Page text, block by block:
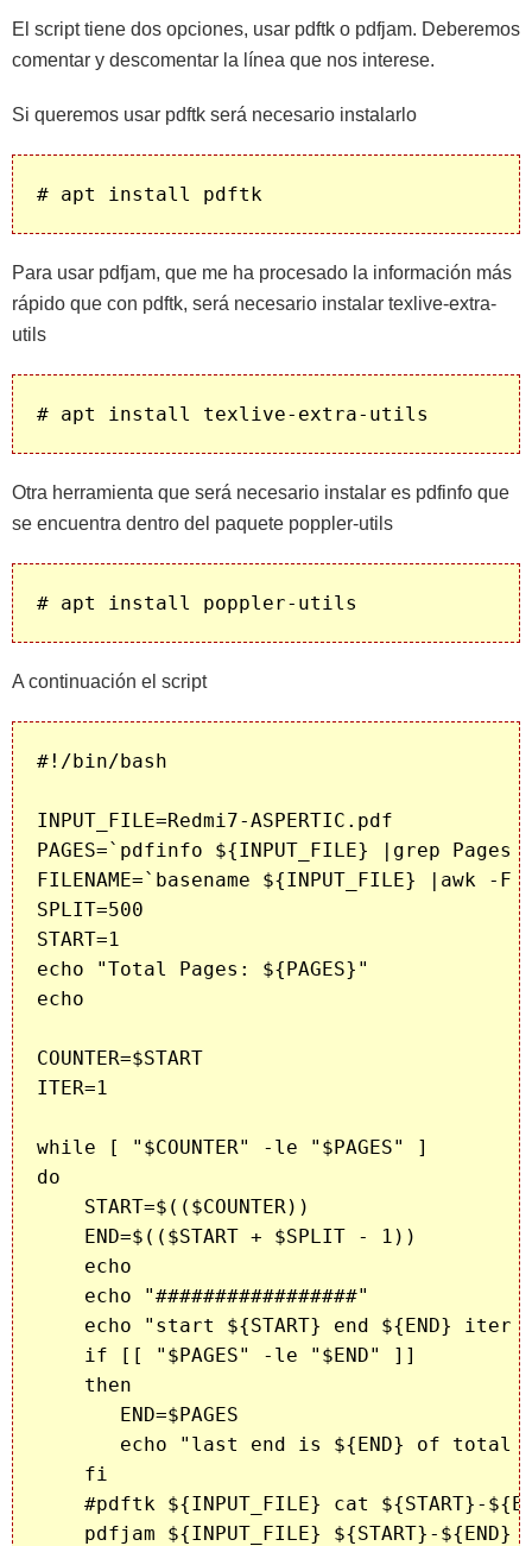
El script tiene dos opciones, usar pdftk o pdfjam. Deberemos
comentar y descomentar la línea que nos interese.
Si queremos usar pdftk será necesario instalarlo
Para usar pdfjam, que me ha procesado la información más
rápido que con pdftk, será necesario instalar texlive-extra-
utils
Otra herramienta que será necesario instalar es pdfinfo que
se encuentra dentro del paquete poppler-utils
A continuación el script
#!/bin/bash
INPUT_FILE=Redmi7-ASPERTIC.pdf
PAGES=`pdfinfo ${INPUT_FILE} |grep
FILENAME=`basename ${INPUT_FILE}
SPLIT=500
START=1
echo "Total Pages: ${PAGES}"
echo
COUNTER=$START
ITER=1
while [ "$COUNTER" -le "$PAGES" ]
do
    START=$(($COUNTER))
    END=$(($START + $SPLIT - 1))
    echo
    echo "#################"
echo "start ${START} end ${END} iter
    if [[ "$PAGES" -le "$END" ]]
    then
       END=$PAGES
echo "last end is ${END} of total
    fi
#pdftk ${INPUT_FILE} cat ${START}-
pdfjam ${INPUT_FILE} ${START}-${END}